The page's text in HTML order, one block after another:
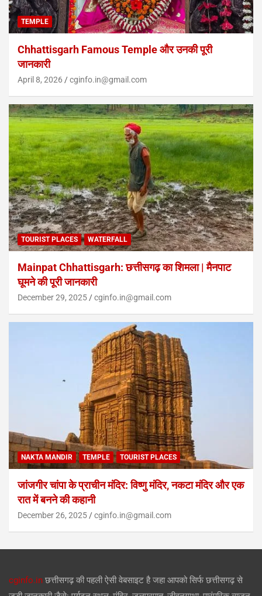
TEMPLE
Chhattisgarh Famous Temple और उनकी पूरी
जानकारी
April 8, 2026 cginfo.in@gmail.com
TOURIST PLACES WATERFALL
Mainpat Chhattisgarh: छत्तीसगढ़ का शिमला | मैनपाट
घूमने की पूरी जानकारी
December 29, 2025 cginfo.in@gmail.com
NAKTA MANDIR TEMPLE TOURIST PLACES
जांजगीर चांपा के प्राचीन मंदिर: विष्णु मंदिर, नकटा मंदिर और एक
रात में बनने की कहानी
December 26, 2025 cginfo.in@gmail.com
cginfo.in छत्तीसगढ़ की पहली ऐसी वेबसाइट है जहा आपको सिर्फ छत्तीसगढ़ से